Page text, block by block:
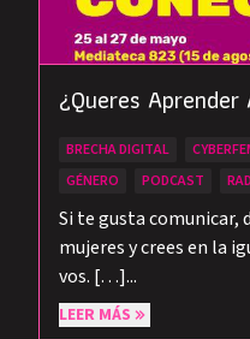
¿Queres Aprender
BRECHA DIGITAL
GÉNERO
PODCAST
Si te gusta comunicar,
mujeres y crees en la
vos. […]...
LEER MÁS